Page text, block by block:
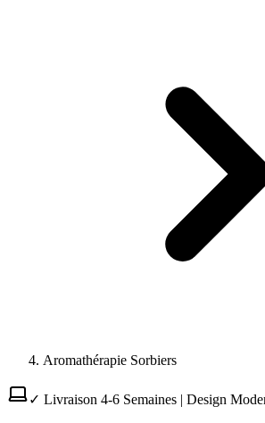
Aromathérapie Sorbiers
✓ Livraison 4-6 Semaines | Design